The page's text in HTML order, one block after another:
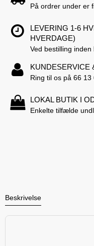
På ordrer under er
LEVERING 1-6
HVERDAGE)
Ved bestilling inden
KUNDESERVICE
Ring til os på 66 13
LOKAL BUTIK I
Enkelte tilfælde
Beskrivelse